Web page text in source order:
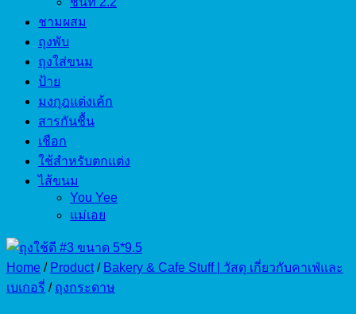
ชามผสม
ถุงพับ
ถุงใส่ขนม
ป้าย
มงกุฎแต่งเค้ก
สารกันชื้น
เชือก
ใช้สำหรับตกแต่ง
ไส้ขนม
You Yee
แม่เอย
Home / Product / Bakery & Cafe Stuff | วัสดุ เกี่ยวกับคาเฟ่และ
เบเกอรี่ / ถุงกระดาษ